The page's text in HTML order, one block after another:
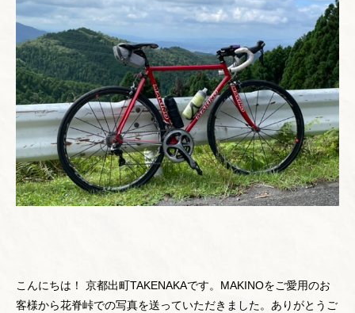
こんにちは！ 京都出町TAKENAKAです。MAKINOをご愛用のお
客様から花脊峠での写真を送っていただきました。ありがとうご